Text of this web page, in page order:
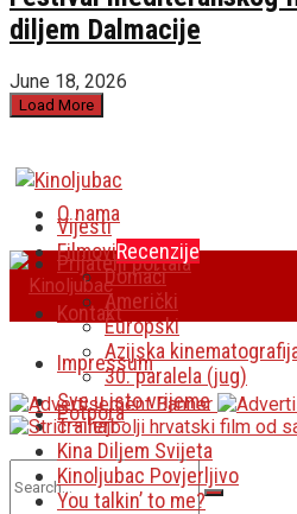
diljem Dalmacije
June 18, 2026
Load More
O nama
Prijatelji portala
Kontakt
Impressum
Potpora
Vijesti
FilmoviRecenzije
Domaći
Američki
Europski
Azijska
30. paralela (jug)
Sve u isto vrijeme
Traileri
Kina Diljem Svijeta
Kinoljubac Povjerljivo
You talkin’ to me?